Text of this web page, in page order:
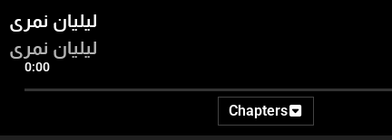
0:00
Chapters
ليليان نمري
ليليان نمري